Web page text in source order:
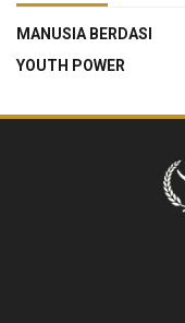
MANUSIA BERDASI
YOUTH POWER